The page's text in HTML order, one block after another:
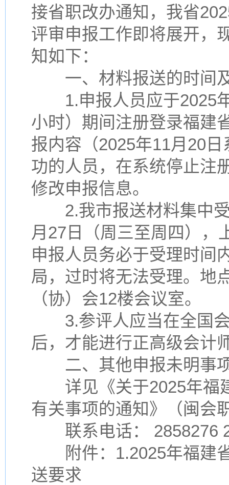
接省职改办通知，我省
评审申报工作即将展开，
知如下：
一、材料报送的时间
1.申报人员应于2025年
小时）期间注册登录福建
报内容（2025年11月20
功的人员，在系统停止注
修改申报信息。
2.我市报送材料集中受
月27日（周三至周四），
申报人员务必于受理时间
局，过时将无法受理。地
（协）会12楼会议室。
3.参评人应当在全国会
后，才能进行正高级会计
二、其他申报未明事
详见《关于2025年福
有关事项的通知》（闽会
联系电话： 2858276
附件：1.2025年福建省
送要求